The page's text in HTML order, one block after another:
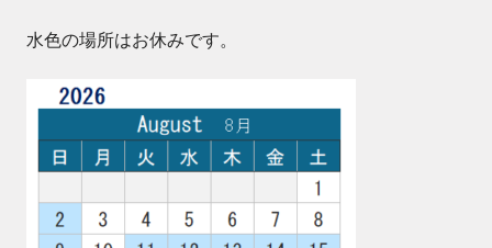
水色の場所はお休みです。